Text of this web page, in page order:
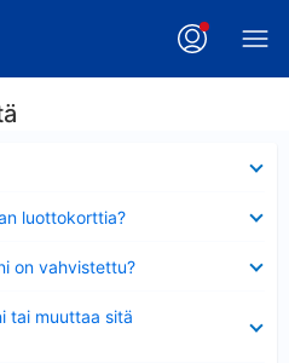
luottokorttia?
on vahvistettu?
tai muuttaa sitä